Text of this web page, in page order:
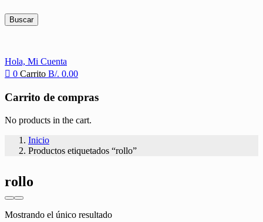
Buscar
Hola, Mi Cuenta
0 Carrito B/. 0.00
Carrito de compras
No products in the cart.
Inicio
Productos etiquetados “rollo”
rollo
Mostrando el único resultado